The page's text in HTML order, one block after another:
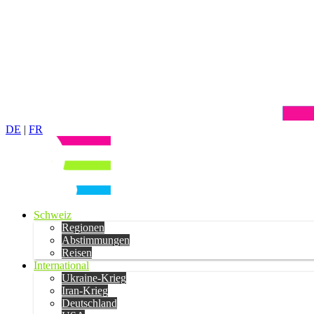
DE | FR
Schweiz
Regionen
Abstimmungen
Reisen
International
Ukraine-Krieg
Iran-Krieg
Deutschland